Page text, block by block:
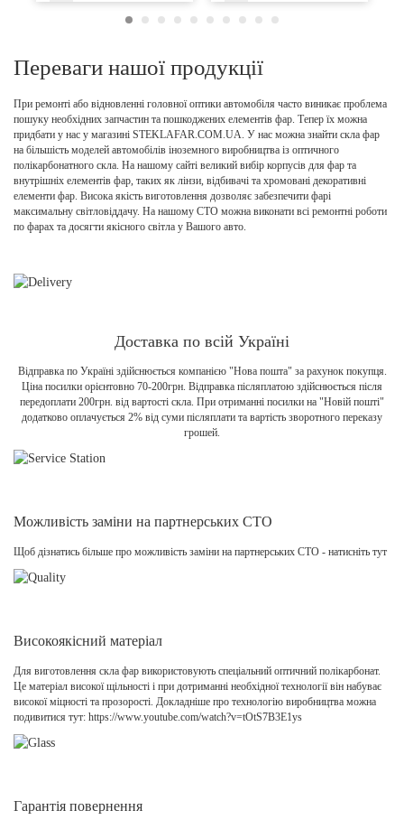
Переваги нашої продукції
При ремонті або відновленні головної оптики автомобіля часто виникає проблема
пошуку необхідних запчастин та пошкоджених елементів фар. Тепер їх можна
придбати у нас у магазині STEKLAFAR.COM.UA. У нас можна знайти скла фар
на більшість моделей автомобілів іноземного виробництва із оптичного
полікарбонатного скла. На нашому сайті великий вибір корпусів для фар та
внутрішніх елементів фар, таких як лінзи, відбивачі та хромовані декоративні
елементи фар. Висока якість виготовлення дозволяє забезпечити фарі
максимальну світловіддачу. На нашому СТО можна виконати всі ремонтні роботи
по фарах та досягти якісного світла у Вашого авто.
Доставка по всій Україні
Відправка по Україні здійснюється компанією "Нова пошта" за рахунок покупця.
Ціна посилки орієнтовно 70-200грн. Відправка післяплатою здійснюється після
передоплати 200грн. від вартості скла. При отриманні посилки на "Новій пошті"
додатково оплачується 2% від суми післяплати та вартість зворотного переказу
грошей.
Можливість заміни на партнерських СТО
Щоб дізнатись більше про можливість заміни на партнерських СТО - натисніть тут
Високоякісний матеріал
Для виготовлення скла фар використовують спеціальний оптичний полікарбонат.
Це матеріал високої щільності і при дотриманні необхідної технології він набуває
високої міцності та прозорості. Докладніше про технологію виробництва можна
подивитися тут: https://www.youtube.com/watch?v=tOtS7B3E1ys
Гарантія повернення